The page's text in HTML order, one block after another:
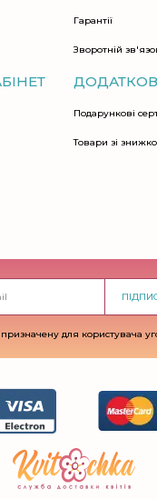
Гарантії
Зворотній
Подарункові
Товари зі
призначену для користувача